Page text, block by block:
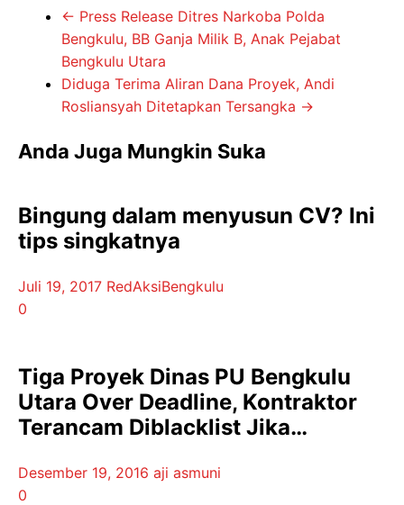
← Press Release Ditres Narkoba Polda
Bengkulu, BB Ganja Milik B, Anak Pejabat
Bengkulu Utara
Diduga Terima Aliran Dana Proyek, Andi
Rosliansyah Ditetapkan Tersangka →
Anda Juga Mungkin Suka
Bingung dalam menyusun CV? Ini
tips singkatnya
Juli 19, 2017 RedAksiBengkulu
0
Tiga Proyek Dinas PU Bengkulu
Utara Over Deadline, Kontraktor
Terancam Diblacklist Jika…
Desember 19, 2016 aji asmuni
0